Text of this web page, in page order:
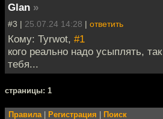
Glan »
#3 | 25.07.24 14:28 | ответить
Кому: Tyrwot, #1
кого реально надо усыплять,
тебя...
cтраницы: 1
Правила | Регистрация | Поиск